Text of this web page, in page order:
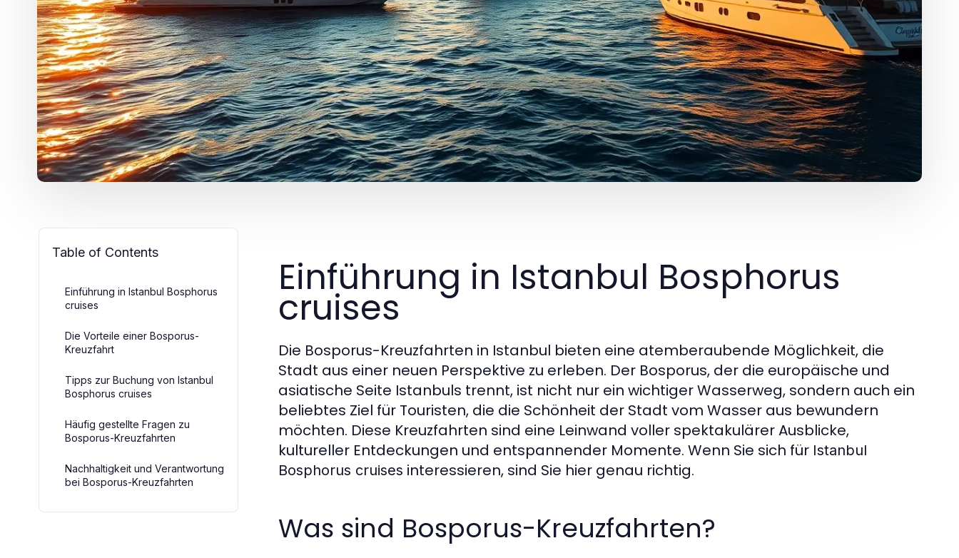
Table of Contents
Einführung in Istanbul Bosphorus
cruises
Die Vorteile einer Bosporus-
Kreuzfahrt
Tipps zur Buchung von Istanbul
Bosphorus cruises
Häufig gestellte Fragen zu
Bosporus-Kreuzfahrten
Nachhaltigkeit und Verantwortung
bei Bosporus-Kreuzfahrten
Einführung in Istanbul Bosphorus
cruises
Die Bosporus-Kreuzfahrten in Istanbul bieten eine atemberaubende Möglichkeit, die
Stadt aus einer neuen Perspektive zu erleben. Der Bosporus, der die europäische und
asiatische Seite Istanbuls trennt, ist nicht nur ein wichtiger Wasserweg, sondern auch ein
beliebtes Ziel für Touristen, die die Schönheit der Stadt vom Wasser aus bewundern
möchten. Diese Kreuzfahrten sind eine Leinwand voller spektakulärer Ausblicke,
kultureller Entdeckungen und entspannender Momente. Wenn Sie sich für Istanbul
Bosphorus cruises interessieren, sind Sie hier genau richtig.
Was sind Bosporus-Kreuzfahrten?